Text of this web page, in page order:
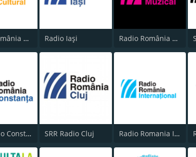
Radio România Cultural Radio Iaşi Radio România Muzical
SRR Radio Constanţa FM SRR Radio Cluj Radio Romania International 3